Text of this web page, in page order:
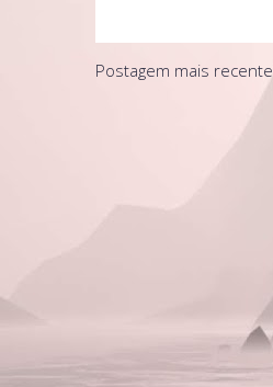
Postagem mais recente